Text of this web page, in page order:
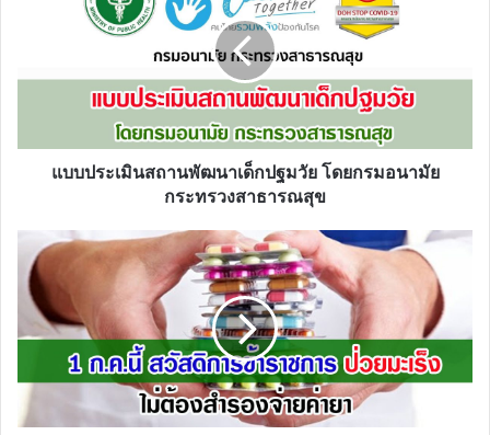
ปฐมวัย
อนามัย
กระทรวงแบบประเมินสถานพัฒนาเด็กปฐมวัย โดยกรมอนามัย
กระทรวงสาธารณสุข
ก.ค.นี้
สวัสดิการ
ข้าราชการ
ป่วย
ไม่
สำรอง